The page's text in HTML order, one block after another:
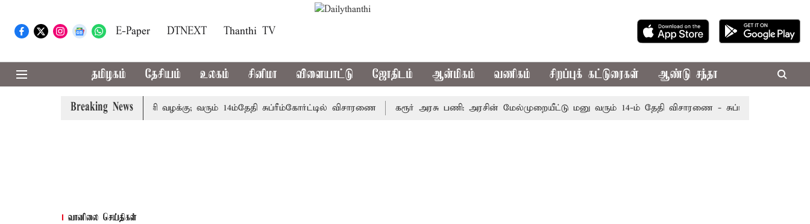
E-Paper DTNEXT Thanthi TV
தமிழகம் தேசியம் உலகம் சினிமா விளையாட்டு ஜோதிடம் ஆன்மிகம் வணிகம் சிறப்புக் கட்டுரைகள் ஆண்டு சந்தா
Breaking News
குடும்பத்தினருக்கு அரசுப்பணி வழக்கு; வரும் 14ம்தேதி சுப்ரீம்கோர்ட்டில் விசாரணை கரூர் அரசு பணி: அரசின் மேல்முறையீட்டு மனு வரும் 14-ம் தேதி விசாரணை - சுப்ரீம் கோர்ட்டு
வானிலை செய்திகள்